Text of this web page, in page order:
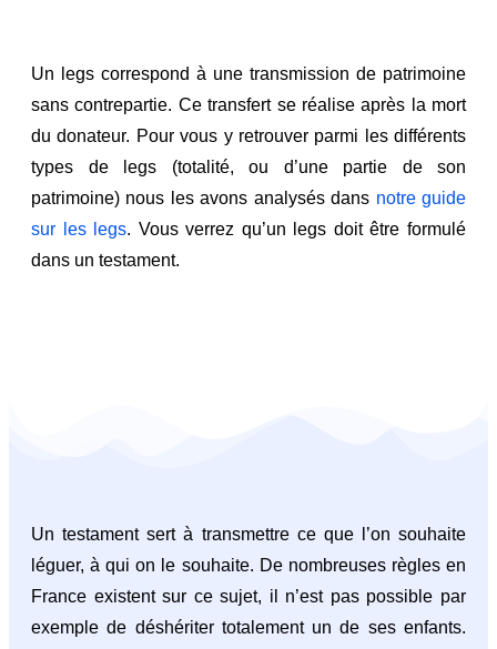
Un legs correspond à une transmission de patrimoine
sans contrepartie. Ce transfert se réalise après la mort
du donateur. Pour vous y retrouver parmi les différents
types de legs (totalité, ou d’une partie de son
patrimoine) nous les avons analysés dans notre guide
sur les legs. Vous verrez qu’un legs doit être formulé
dans un testament.
Un testament sert à transmettre ce que l’on souhaite
léguer, à qui on le souhaite. De nombreuses règles en
France existent sur ce sujet, il n’est pas possible par
exemple de déshériter totalement un de ses enfants.